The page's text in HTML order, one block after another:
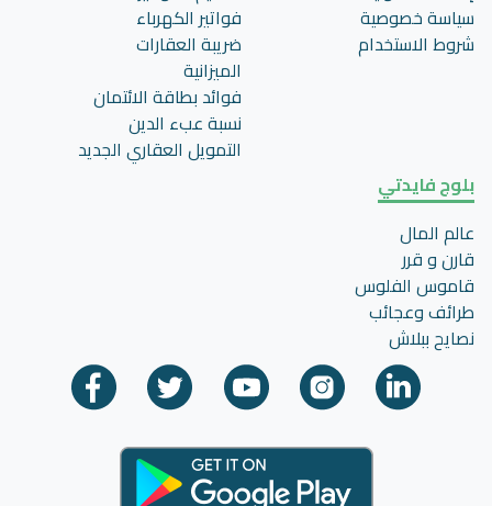
سياسة خصوصية
شروط الاستخدام
فواتير الكهرباء
ضريبة العقارات
الميزانية
فوائد بطاقة الائتمان
نسبة عبء الدين
التمويل العقاري الجديد
بلوج فايدتي
عالم المال
قارن و قرر
قاموس الفلوس
طرائف وعجائب
نصايح ببلاش